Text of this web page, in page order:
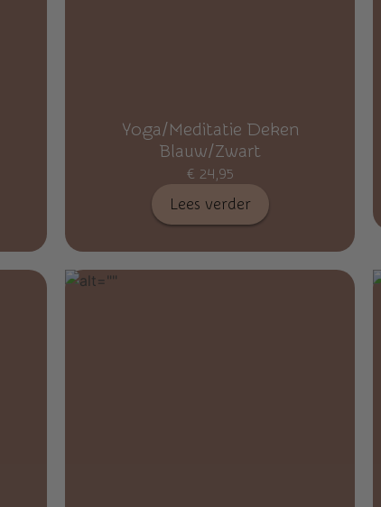
Yoga/Meditatie Deken
Blauw/Zwart
€ 24,95
Lees verder